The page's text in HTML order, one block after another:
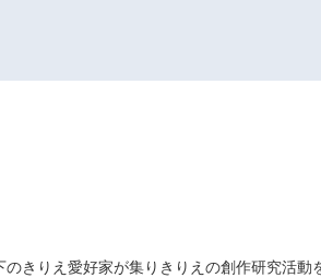
のきりえ愛好家が集りきりえの創作研究活